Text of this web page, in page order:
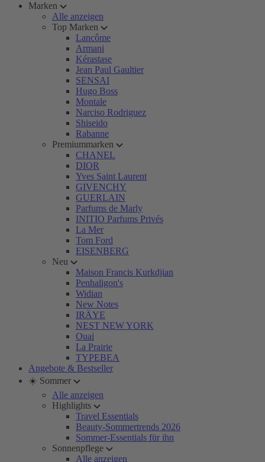
Marken
Alle anzeigen
Top Marken
Lancôme
Armani
Kérastase
Jean Paul Gaultier
SENSAI
Hugo Boss
Montale
Narciso Rodriguez
Shiseido
Rabanne
Premiummarken
CHANEL
DIOR
Yves Saint Laurent
GIVENCHY
GUERLAIN
Parfums de Marly
INITIO Parfums Privés
La Mer
Tom Ford
EISENBERG
Neu
Maison Francis Kurkdjian
Penhaligon's
Widian
New Notes
IRÄYE
NEST NEW YORK
Ouai
La Prairie
TYPEBEA
Angebote & Bestseller
☀️ Sommer
Alle anzeigen
Highlights
Travel Essentials
Beauty-Sommertrends 2026
Sommer-Essentials für ihn
Sonnenpflege
Alle anzeigen